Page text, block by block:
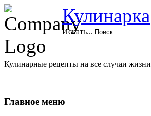
Кулинарка
Искать...
Кулинарные рецепты на все случаи жизни
Главное меню